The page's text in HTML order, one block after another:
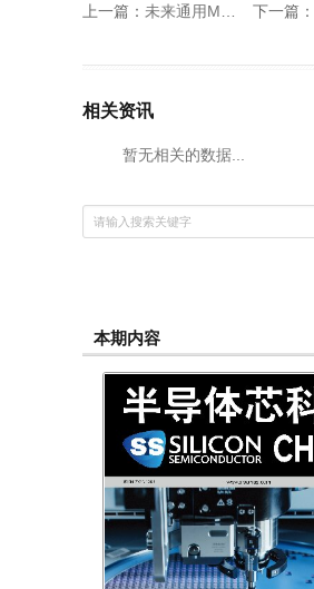
上一篇： 未来通用MCU的方向是什么？ 下一篇：
相关资讯
暂无相关的数据...
本期内容